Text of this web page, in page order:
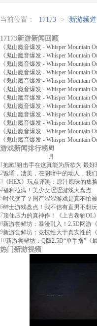
当前位置： 17173 > 新游频道
17173新游新闻回顾
《鬼山魔音爆发 - Whisper Mountain
《鬼山魔音爆发 - Whisper Mountain
《鬼山魔音爆发 - Whisper Mountain
《鬼山魔音爆发 - Whisper Mountain
《鬼山魔音爆发 - Whisper Mountain
《鬼山魔音爆发 - Whisper Mountain
《鬼山魔音爆发 - Whisper Mountain
《鬼山魔音爆发 - Whisper Mountain
《鬼山魔音爆发 - Whisper Mountain
《鬼山魔音爆发 - Whisper Mountain
《鬼山魔音爆发 - Whisper Mountain
《鬼山魔音爆发 - Whisper Mountain
游戏新闻排行榜周
月
1抱歉!狙击手在这真能为所欲为 最好
2诡谲，凄美，在阴暗中的动人，我
3 《HEX》玩点评测：原汁原味的集
4福利拉满！美少女涩涩游戏大盘点
5时代变了？国产涩涩游戏是真不怕
6绅士游戏盘点！我不信有直男不想玩
7顶住压力的真神作！《上古卷轴OL
8新游尝鲜坊：暴漫乱入！2.5D网游
9新游尝鲜坊：竞技性大于真实性的
10新游尝鲜坊：Q版2.5D“单手撸”《
热门新游视频